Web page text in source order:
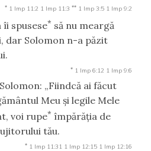
* 1 Imp 11:2 1 Imp 11:3 ** 1 Imp 3:5 1 Imp 9:2
spusese* să nu meargă
dar Solomon n-a păzit
* 1 Imp 6:12 1 Imp 9:6
„Fiindcă ai făcut
Meu şi legile Mele
voi rupe* împărăţia de
tău.
* 1 Imp 11:31 1 Imp 12:15 1 Imp 12:16